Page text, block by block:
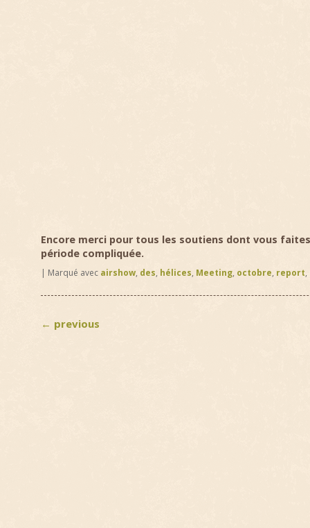
Encore merci pour tous les soutiens dont vous
période compliquée.
| Marqué avec airshow, des, hélices, Meeting, octobre, report,
← previous